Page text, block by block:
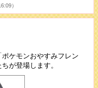
）
ケモンおやすみフレン
が登場します。